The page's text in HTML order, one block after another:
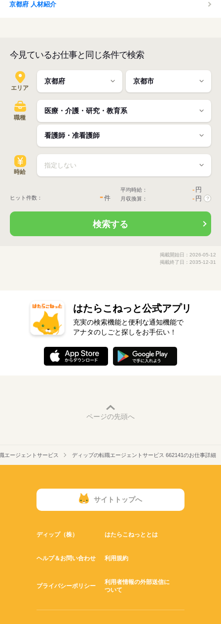
京都府 人材紹介
今見ているお仕事と同じ条件で検索
エリア
職種
時給
ヒット件数： -件
平均時給： - 円
月収換算： - 円 ?
検索する
掲載開始日：2026-05-12
掲載終了日：2035-12-31
はたらこねっと公式アプリ
充実の検索機能と便利な通知機能で
アナタのしごと探しをお手伝い！
ページの先頭へ
エージェントサービス ディップの転職エージェントサービス 662141のお仕事詳細
サイトトップへ
ディップ（株） はたらこねっととは
ヘルプ＆お問い合わせ 利用規約
プライバシーポリシー
利用者情報の外部送信に
ついて